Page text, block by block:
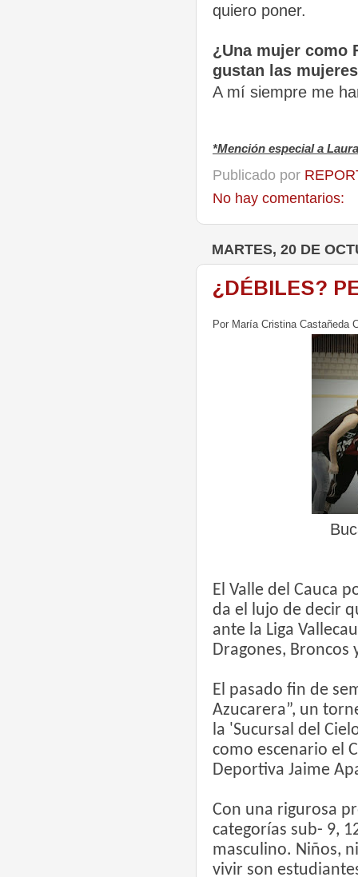
quiero poner.
¿Una mujer como
gustan las
A mí siempre me
*Mención especial a
Publicado por
No hay comentarios:
MARTES, 20 DE
¿DÉBILES?
Por María Cristina Castañeda
El Valle del Cauca
da el lujo de decir
ante la Liga
Dragones, Broncos
El pasado fin de
Azucarera”, un
la 'Sucursal del
como escenario el
Deportiva Jaime
Con una rigurosa
categorías sub- 9,
masculino. Niños,
vivir son